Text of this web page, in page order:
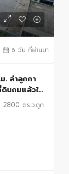
6 วัน ที่ผ่านมา
. ลำลูกกา
นถมแล้วให้
2800 ตร.ว.ถูก